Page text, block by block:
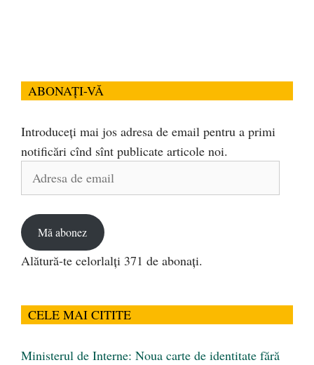
ABONAȚI-VĂ
Introduceți mai jos adresa de email pentru a primi
notificări cînd sînt publicate articole noi.
Adresa
Mă abonez
Alătură-te celorlalți 371 de abonați.
CELE MAI CITITE
Ministerul de Interne: Noua carte de identitate fără